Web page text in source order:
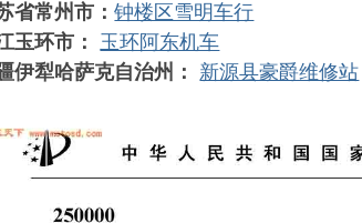
省常州市：钟楼区雪明车行
玉环市： 玉环阿东机车
伊犁哈萨克自治州： 新源县豪爵维修站